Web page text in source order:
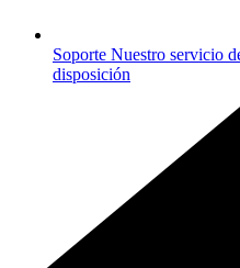
Soporte Nuestro servicio
disposición